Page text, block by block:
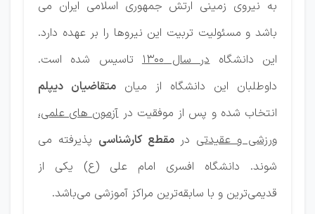
به نیروی زمینی ارتش جمهوری اسلامی ایران می
باشد و مسئولیت تربیت این نیروها را بر عهده دارد.
این دانشگاهدر سال 1300
تاسیس شده است.
داوطلبان این دانشگاه از میان متقاضیان دیپلم
انتخاب شده و پس از موفقیت درآزمون های علمی،
ورزشی و عقیدتی درمقطع کارشناسی پذیرفته می
شوند. دانشگاه افسری امام علی (ع) یکی از
قدیمی‌ترین و با سابقه‌ترین مراکز آموزشی می‌باشد.